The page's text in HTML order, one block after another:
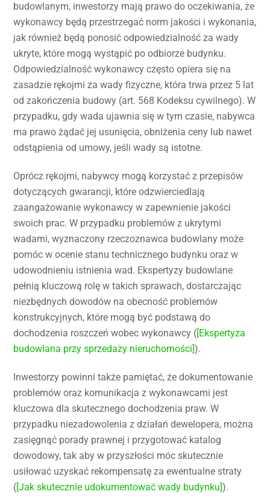
budowlanym, inwestorzy mają prawo do oczekiwania, że
wykonawcy będą przestrzegać norm jakości i wykonania,
jak również będą ponosić odpowiedzialność za wady
ukryte, które mogą wystąpić po odbiorze budynku.
Odpowiedzialność wykonawcy często opiera się na
zasadzie rękojmi za wady fizyczne, która trwa przez 5 lat
od zakończenia budowy (art. 568 Kodeksu cywilnego). W
przypadku, gdy wada ujawnia się w tym czasie, nabywca
ma prawo żądać jej usunięcia, obniżenia ceny lub nawet
odstąpienia od umowy, jeśli wady są istotne.
Oprócz rękojmi, nabywcy mogą korzystać z przepisów
dotyczących gwarancji, które odzwierciedlają
zaangażowanie wykonawcy w zapewnienie jakości
swoich prac. W przypadku problemów z ukrytymi
wadami, wyznaczony rzeczoznawca budowlany może
pomóc w ocenie stanu technicznego budynku oraz w
udowodnieniu istnienia wad. Ekspertyzy budowlane
pełnią kluczową rolę w takich sprawach, dostarczając
niezbędnych dowodów na obecność problemów
konstrukcyjnych, które mogą być podstawą do
dochodzenia roszczeń wobec wykonawcy ([Ekspertyza
budowlana przy sprzedaży nieruchomości]).
Inwestorzy powinni także pamiętać, że dokumentowanie
problemów oraz komunikacja z wykonawcami jest
kluczowa dla skutecznego dochodzenia praw. W
przypadku niezadowolenia z działań dewelopera, można
zasięgnąć porady prawnej i przygotować katalog
dowodowy, tak aby w przyszłości móc skutecznie
usiłować uzyskać rekompensatę za ewentualne straty
([Jak skutecznie udokumentować wady budynku]).